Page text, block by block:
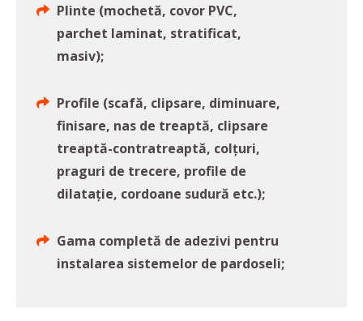
Plinte (mochetă, covor PVC,
parchet laminat, stratificat,
masiv);
Profile (scafă, clipsare, diminuare,
finisare, nas de treaptă, clipsare
treaptă-contratreaptă, colțuri,
praguri de trecere, profile de
dilatație, cordoane sudură etc.);
Gama completă de adezivi pentru
instalarea sistemelor de pardoseli;